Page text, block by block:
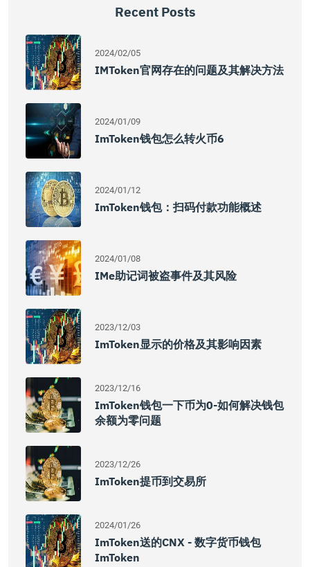
Recent Posts
2024/02/05
IMToken官网存在的问题及其解决方法
2024/01/09
ImToken钱包怎么转火币6
2024/01/12
ImToken钱包：扫码付款功能概述
2024/01/08
IMe助记词被盗事件及其风险
2023/12/03
ImToken显示的价格及其影响因素
2023/12/16
ImToken钱包一下币为0-如何解决钱包
余额为零问题
2023/12/26
ImToken提币到交易所
2024/01/26
ImToken送的CNX - 数字货币钱包
ImToken